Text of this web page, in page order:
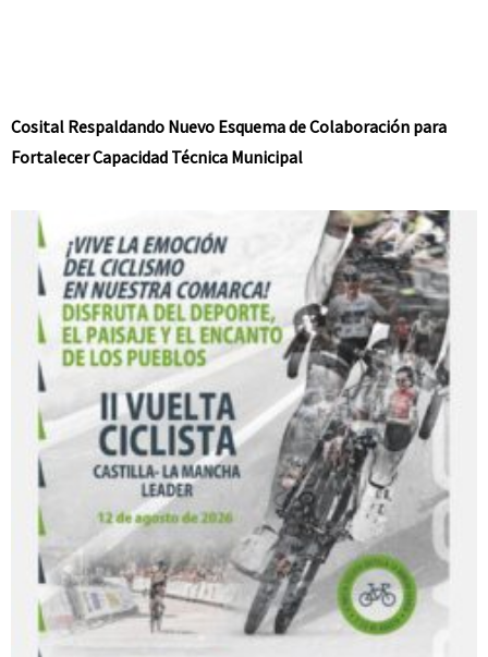
Cosital Respaldando Nuevo Esquema de Colaboración para
Fortalecer Capacidad Técnica Municipal